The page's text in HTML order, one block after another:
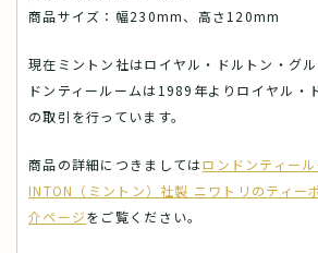
商品サイズ：幅230mm、高さ120mm
現在ミントン社はロイヤル・ドルトン・グ
ドンティールームは1989年よりロイヤル・
の取引を行っています。
商品の詳細につきましてはロンドンティー
INTON（ミントン）社製 ニワトリのティー
介ページをご覧ください。